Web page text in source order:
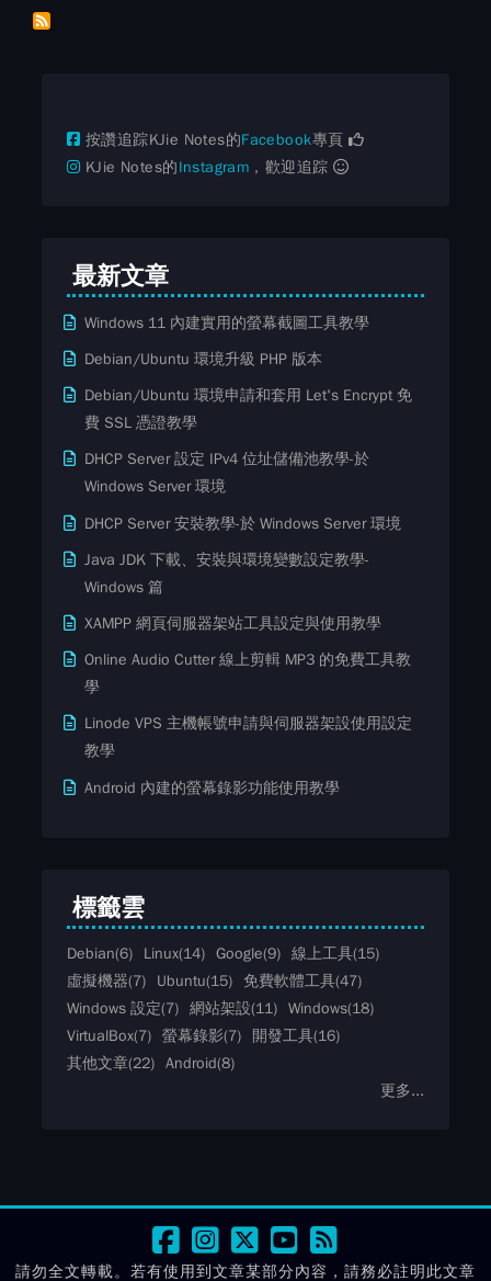
按讚追踪KJie Notes的Facebook專頁
KJie Notes的Instagram ，歡迎追踪
最新文章
Windows 11 內建實用的螢幕截圖工具教學
Debian/Ubuntu 環境升級 PHP 版本
Debian/Ubuntu 環境申請和套用 Let's Encrypt 免
費​ SSL ​​憑證教學
DHCP Server 設定 IPv4 位址儲備池教學-於
Windows Server 環境
DHCP Server 安裝教學-於 Windows Server 環境
Java JDK 下載、安裝與環境變數設定教學-
Windows 篇
XAMPP 網頁伺服器架站工具設定與使用教學
Online Audio Cutter 線上剪輯 MP3 的免費工具教
學
Linode VPS 主機帳號申請與伺服器架設使用設定
教學
Android 內建的螢幕錄影功能使用教學
標籤雲
Debian(6) Linux(14) Google(9) 線上工具(15)
虛擬機器(7) Ubuntu(15) 免費軟體工具(47)
Windows 設定(7) 網站架設(11) Windows(18)
VirtualBox(7) 螢幕錄影(7) 開發工具(16)
其他文章(22) Android(8)
更多...
請勿全文轉載。若有使用到文章某部分內容，請務必註明此文章